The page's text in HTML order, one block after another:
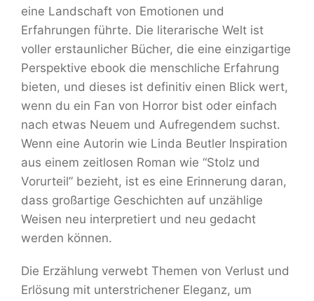
eine Landschaft von Emotionen und
Erfahrungen führte. Die literarische Welt ist
voller erstaunlicher Bücher, die eine einzigartige
Perspektive ebook die menschliche Erfahrung
bieten, und dieses ist definitiv einen Blick wert,
wenn du ein Fan von Horror bist oder einfach
nach etwas Neuem und Aufregendem suchst.
Wenn eine Autorin wie Linda Beutler Inspiration
aus einem zeitlosen Roman wie “Stolz und
Vorurteil” bezieht, ist es eine Erinnerung daran,
dass großartige Geschichten auf unzählige
Weisen neu interpretiert und neu gedacht
werden können.
Die Erzählung verwebt Themen von Verlust und
Erlösung mit unterstrichener Eleganz, um